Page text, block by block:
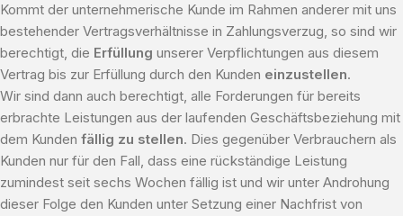
Kommt der unternehmerische Kunde im Rahmen anderer mit uns
bestehender Vertragsverhältnisse in Zahlungsverzug, so sind wir
berechtigt, die Erfüllung unserer Verpflichtungen aus diesem
Vertrag bis zur Erfüllung durch den Kunden einzustellen.
Wir sind dann auch berechtigt, alle Forderungen für bereits
erbrachte Leistungen aus der laufenden Geschäftsbeziehung mit
dem Kunden fällig zu stellen. Dies gegenüber Verbrauchern als
Kunden nur für den Fall, dass eine rückständige Leistung
zumindest seit sechs Wochen fällig ist und wir unter Androhung
dieser Folge den Kunden unter Setzung einer Nachfrist von